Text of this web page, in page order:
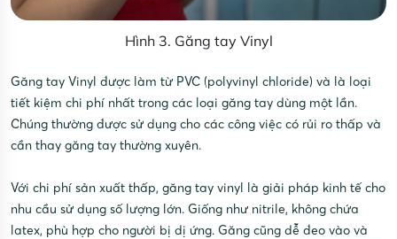
Hình 3. Găng tay Vinyl
Găng tay Vinyl được làm từ PVC (polyvinyl chloride) và là loại
tiết kiệm chi phí nhất trong các loại găng tay dùng một lần.
Chúng thường được sử dụng cho các công việc có rủi ro thấp và
cần thay găng tay thường xuyên.
Với chi phí sản xuất thấp, găng tay vinyl là giải pháp kinh tế cho
nhu cầu sử dụng số lượng lớn. Giống như nitrile, không chứa
latex, phù hợp cho người bị dị ứng. Găng cũng dễ đeo vào và